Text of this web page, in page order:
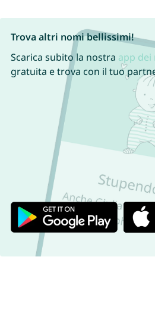
Trova altri nomi bellissimi!
Scarica subito la nostra app
gratuita e trova con il tuo